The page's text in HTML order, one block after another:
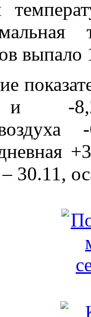
и -
30.11,